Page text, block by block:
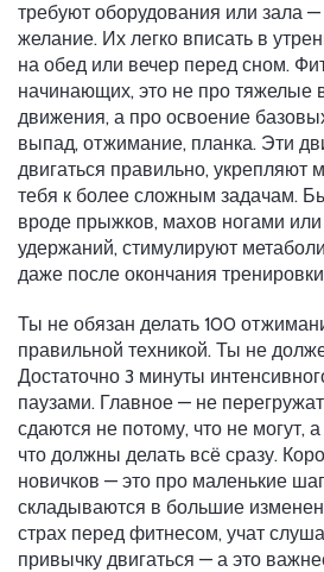
требуют оборудования или зала —
желание. Их легко вписать в
на обед или вечер перед сном.
начинающих, это не про тяжелые
движения, а про освоение
выпад, отжимание, планка. Эти
двигаться правильно, укрепляют
тебя к более сложным задачам.
вроде прыжков, махов ногами или
удержаний, стимулируют
даже после окончания тренировки
Ты не обязан делать 100
правильной техникой. Ты не
Достаточно 3 минуты
паузами. Главное — не
сдаются не потому, что не могут,
что должны делать всё сразу.
новичков — это про маленькие
складываются в большие
страх перед фитнесом, учат
привычку двигаться — а это